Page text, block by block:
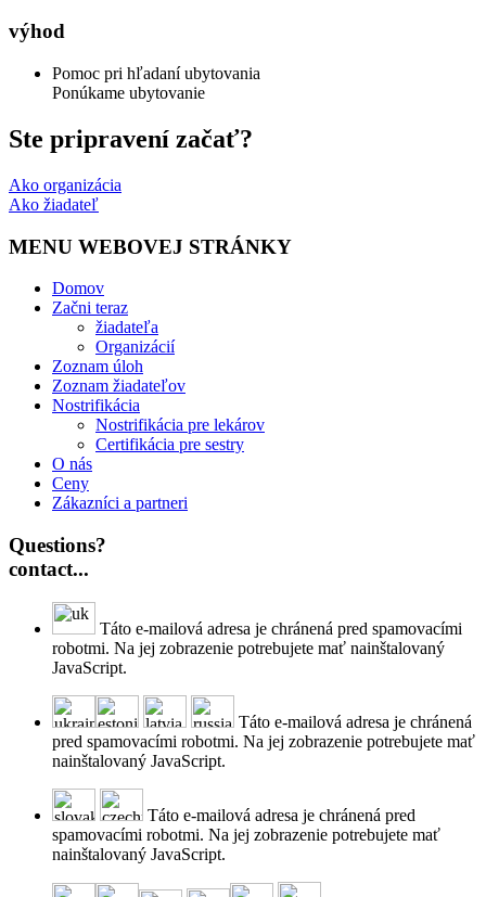
výhod
Pomoc pri hľadaní ubytovania
Ponúkame ubytovanie
Ste pripravení začať?
Ako organizácia
Ako žiadateľ
MENU WEBOVEJ STRÁNKY
Domov
Začni teraz
žiadateľa
Organizácií
Zoznam úloh
Zoznam žiadateľov
Nostrifikácia
Nostrifikácia pre lekárov
Certifikácia pre sestry
O nás
Ceny
Zákazníci a partneri
Questions?
contact...
Táto e-mailová adresa je chránená pred spamovacími
robotmi. Na jej zobrazenie potrebujete mať nainštalovaný
JavaScript.
Táto e-mailová adresa je chránená
pred spamovacími robotmi. Na jej zobrazenie potrebujete mať
nainštalovaný JavaScript.
Táto e-mailová adresa je chránená pred
spamovacími robotmi. Na jej zobrazenie potrebujete mať
nainštalovaný JavaScript.